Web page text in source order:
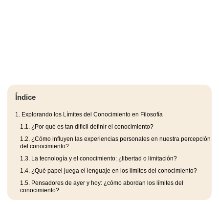
Índice
1. Explorando los Límites del Conocimiento en Filosofía
1.1. ¿Por qué es tan difícil definir el conocimiento?
1.2. ¿Cómo influyen las experiencias personales en nuestra percepción
del conocimiento?
1.3. La tecnología y el conocimiento: ¿libertad o limitación?
1.4. ¿Qué papel juega el lenguaje en los límites del conocimiento?
1.5. Pensadores de ayer y hoy: ¿cómo abordan los límites del
conocimiento?